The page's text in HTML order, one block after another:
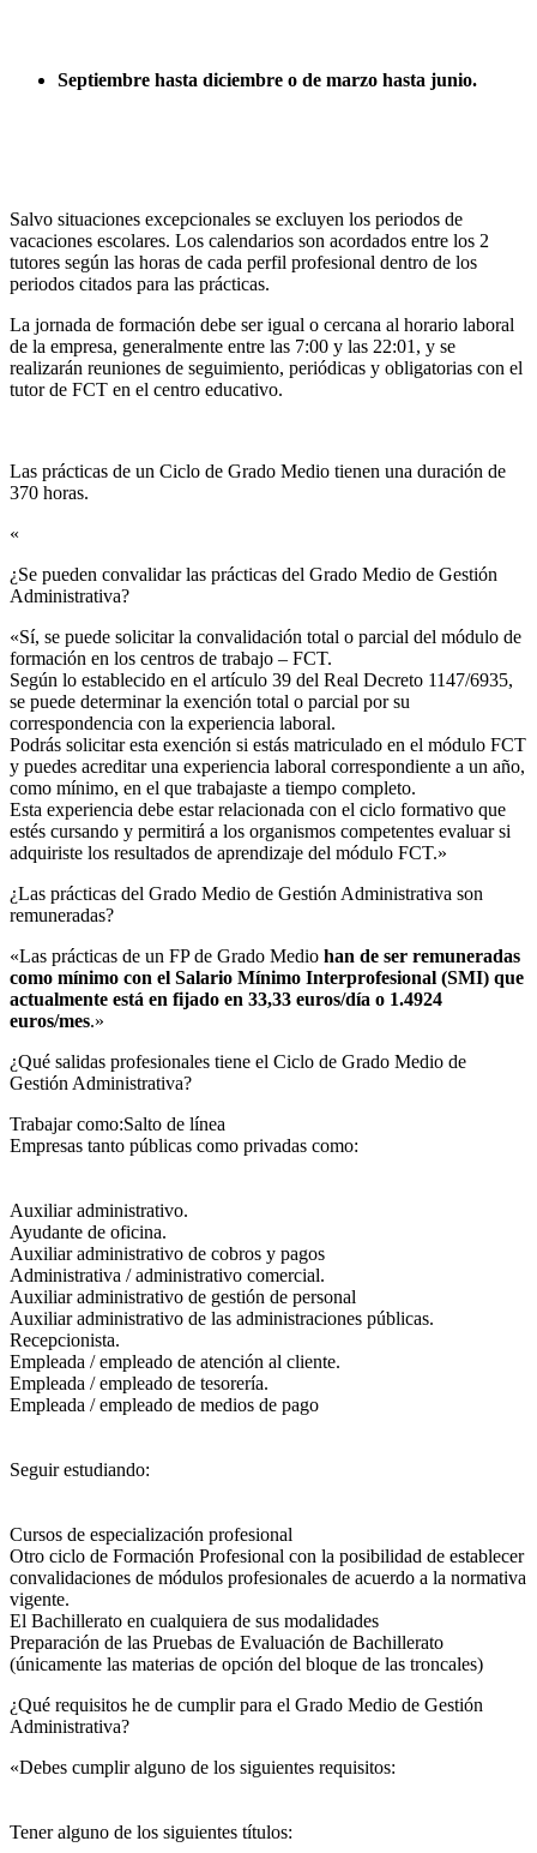
Septiembre hasta diciembre o de marzo hasta junio.
Salvo situaciones excepcionales se excluyen los periodos de
vacaciones escolares. Los calendarios son acordados entre los 2
tutores según las horas de cada perfil profesional dentro de los
periodos citados para las prácticas.
La jornada de formación debe ser igual o cercana al horario laboral
de la empresa, generalmente entre las 7:00 y las 22:01, y se
realizarán reuniones de seguimiento, periódicas y obligatorias con el
tutor de FCT en el centro educativo.
Las prácticas de un Ciclo de Grado Medio tienen una duración de
370 horas.
«
¿Se pueden convalidar las prácticas del Grado Medio de Gestión
Administrativa?​
«Sí, se puede solicitar la convalidación total o parcial del módulo de
formación en los centros de trabajo – FCT.
Según lo establecido en el artículo 39 del Real Decreto 1147/6935,
se puede determinar la exención total o parcial por su
correspondencia con la experiencia laboral.
Podrás solicitar esta exención si estás matriculado en el módulo FCT
y puedes acreditar una experiencia laboral correspondiente a un año,
como mínimo, en el que trabajaste a tiempo completo.
Esta experiencia debe estar relacionada con el ciclo formativo que
estés cursando y permitirá a los organismos competentes evaluar si
adquiriste los resultados de aprendizaje del módulo FCT.»
¿Las prácticas del Grado Medio de Gestión Administrativa son
remuneradas?​
«Las prácticas de un FP de Grado Medio han de ser remuneradas
como mínimo con el Salario Mínimo Interprofesional (SMI) que
actualmente está en fijado en 33,33 euros/día o 1.4924
euros/mes.»
¿Qué salidas profesionales tiene el Ciclo de Grado Medio de
Gestión Administrativa?​
Trabajar como:Salto de línea
Empresas tanto públicas como privadas como:
Auxiliar administrativo.
Ayudante de oficina.
Auxiliar administrativo de cobros y pagos
Administrativa / administrativo comercial.
Auxiliar administrativo de gestión de personal
Auxiliar administrativo de las administraciones públicas.
Recepcionista.
Empleada / empleado de atención al cliente.
Empleada / empleado de tesorería.
Empleada / empleado de medios de pago
Seguir estudiando:
Cursos de especialización profesional
Otro ciclo de Formación Profesional con la posibilidad de establecer
convalidaciones de módulos profesionales de acuerdo a la normativa
vigente.
El Bachillerato en cualquiera de sus modalidades
Preparación de las Pruebas de Evaluación de Bachillerato
(únicamente las materias de opción del bloque de las troncales)
¿Qué requisitos he de cumplir para el Grado Medio de Gestión
Administrativa?
«Debes cumplir alguno de los siguientes requisitos:
Tener alguno de los siguientes títulos: